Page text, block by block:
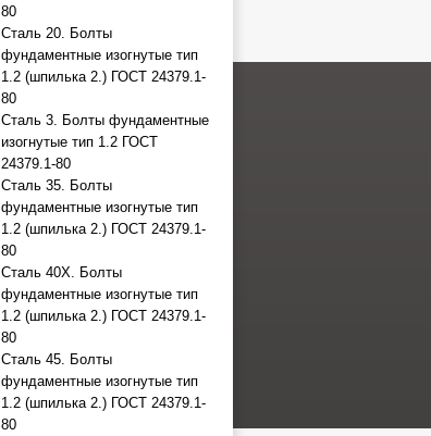
80
Сталь 20. Болты
фундаментные изогнутые тип
1.2 (шпилька 2.) ГОСТ 24379.1-
80
Сталь 3. Болты фундаментные
изогнутые тип 1.2 ГОСТ
24379.1-80
Сталь 35. Болты
фундаментные изогнутые тип
1.2 (шпилька 2.) ГОСТ 24379.1-
80
Сталь 40Х. Болты
фундаментные изогнутые тип
1.2 (шпилька 2.) ГОСТ 24379.1-
80
Сталь 45. Болты
фундаментные изогнутые тип
1.2 (шпилька 2.) ГОСТ 24379.1-
80